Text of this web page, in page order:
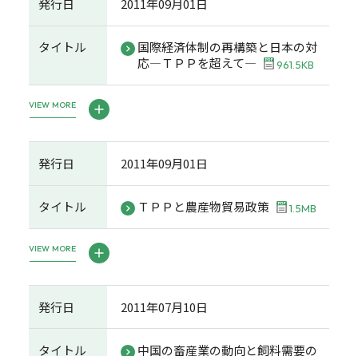
発行日 2011年09月01日
タイトル
国際経済体制の再構築と日本の対
応―ＴＰＰを超えて―
961.5KB
VIEW MORE
発行日 2011年09月01日
タイトル ＴＰＰと農産物貿易政策 1.5MB
VIEW MORE
発行日 2011年07月10日
タイトル
中国の畜産業の動向と飼料需要の